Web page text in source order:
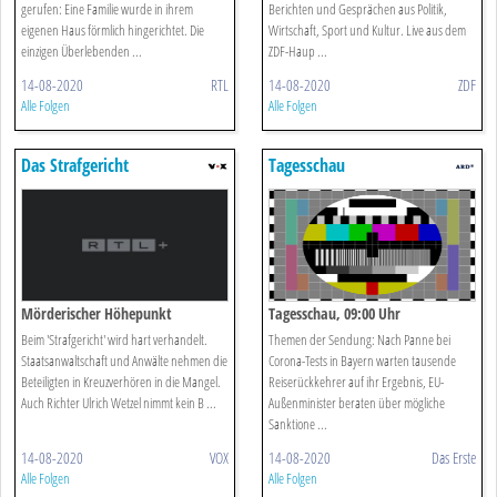
gerufen: Eine Familie wurde in ihrem
eigenen Haus förmlich hingerichtet. Die
einzigen Überlebenden ...
14-08-2020 RTL
Alle Folgen
Berichten und Gesprächen aus Politik,
Wirtschaft, Sport und Kultur. Live aus dem
ZDF-Haup ...
14-08-2020 ZDF
Alle Folgen
Das Strafgericht
Mörderischer Höhepunkt
Beim 'Strafgericht' wird hart verhandelt.
Staatsanwaltschaft und Anwälte nehmen die
Beteiligten in Kreuzverhören in die Mangel.
Auch Richter Ulrich Wetzel nimmt kein B ...
14-08-2020 VOX
Alle Folgen
Tagesschau
Tagesschau, 09:00 Uhr
Themen der Sendung: Nach Panne bei
Corona-Tests in Bayern warten tausende
Reiserückkehrer auf ihr Ergebnis, EU-
Außenminister beraten über mögliche
Sanktione ...
14-08-2020 Das Erste
Alle Folgen